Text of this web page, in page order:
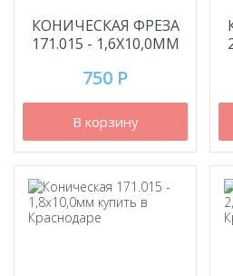
КОНИЧЕСКАЯ ФРЕЗА
171.015 - 1,6Х10,0ММ
750 Р
В корзину